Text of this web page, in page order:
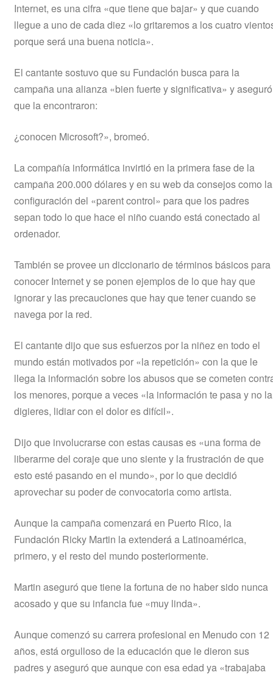
Internet, es una cifra «que tiene que bajar» y que cuando
llegue a uno de cada diez «lo gritaremos a los cuatro
porque será una buena noticia».
El cantante sostuvo que su Fundación busca para la
campaña una alianza «bien fuerte y significativa» y aseguró
que la encontraron:
¿conocen Microsoft?», bromeó.
La compañía informática invirtió en la primera fase de la
campaña 200.000 dólares y en su web da consejos como la
configuración del «parent control» para que los padres
sepan todo lo que hace el niño cuando está conectado al
ordenador.
También se provee un diccionario de términos básicos para
conocer Internet y se ponen ejemplos de lo que hay que
ignorar y las precauciones que hay que tener cuando se
navega por la red.
El cantante dijo que sus esfuerzos por la niñez en todo el
mundo están motivados por «la repetición» con la que le
llega la información sobre los abusos que se cometen
los menores, porque a veces «la información te pasa y no la
digieres, lidiar con el dolor es difícil».
Dijo que involucrarse con estas causas es «una forma de
liberarme del coraje que uno siente y la frustración de que
esto esté pasando en el mundo», por lo que decidió
aprovechar su poder de convocatoria como artista.
Aunque la campaña comenzará en Puerto Rico, la
Fundación Ricky Martin la extenderá a Latinoamérica,
primero, y el resto del mundo posteriormente.
Martin aseguró que tiene la fortuna de no haber sido nunca
acosado y que su infancia fue «muy linda».
Aunque comenzó su carrera profesional en Menudo con 12
años, está orgulloso de la educación que le dieron sus
padres y aseguró que aunque con esa edad ya «trabajaba